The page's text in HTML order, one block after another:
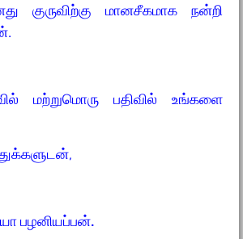
குருவிற்கு மானசீகமாக நன்றி
மற்றுமொரு பதிவில் உங்களை
பழனியப்பன்.